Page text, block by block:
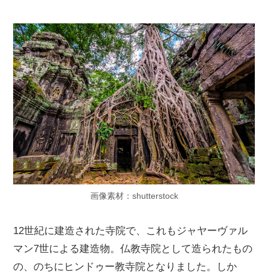
画像素材：shutterstock
12世紀に建造された寺院で、これもジャヤーヴァル
マン7世による建造物。仏教寺院として造られたもの
の、のちにヒンドゥー教寺院となりました。しか